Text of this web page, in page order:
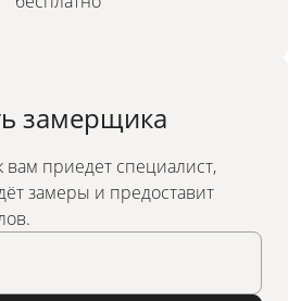
замерщика
вам приедет специалист,
замеры и предоставит